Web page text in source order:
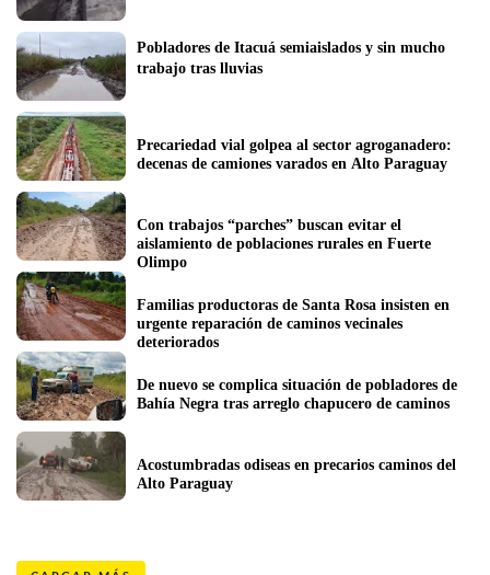
Pobladores de Itacuá semiaislados y sin mucho
Precariedad vial golpea al sector agroganadero:
decenas de camiones varados en Alto Paraguay
Con trabajos “parches” buscan evitar el
aislamiento de poblaciones rurales en Fuerte
Olimpo
Familias productoras de Santa Rosa insisten en
urgente reparación de caminos vecinales
deteriorados
De nuevo se complica situación de pobladores de
Bahía Negra tras arreglo chapucero de caminos
Acostumbradas odiseas en precarios caminos del
Alto Paraguay